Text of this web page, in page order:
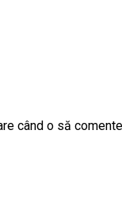
când o să